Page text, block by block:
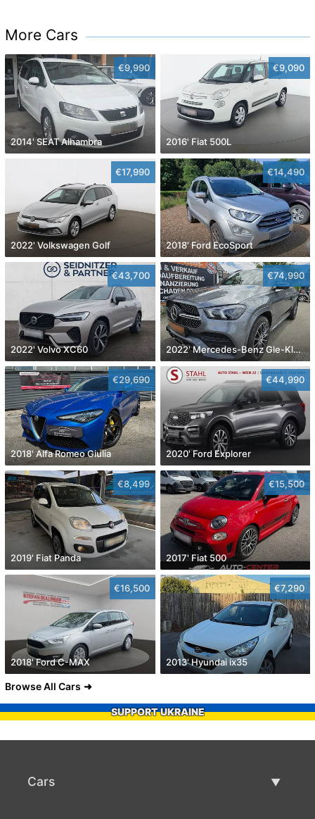
More Cars
€9,990
2014' SEAT Alhambra
€9,090
2016' Fiat 500L
€17,990
2022' Volkswagen Golf
€14,490
2018' Ford EcoSport
€43,700
2022' Volvo XC60
€74,990
2022' Mercedes-Benz Gle-Klasse
€29,690
2018' Alfa Romeo Giulia
€44,990
2020' Ford Explorer
€8,499
2019' Fiat Panda
€15,500
2017' Fiat 500
€16,500
2018' Ford C-MAX
€7,290
2013' Hyundai ix35
Browse All Cars
SUPPORT UKRAINE
Cars